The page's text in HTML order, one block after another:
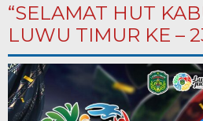
“SELAMAT HUT
LUWU TIMUR KE –